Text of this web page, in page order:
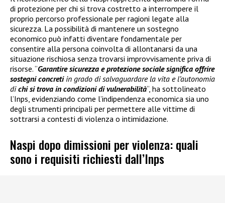
di protezione per chi si trova costretto a interrompere il
proprio percorso professionale per ragioni legate alla
sicurezza. La possibilità di mantenere un sostegno
economico può infatti diventare fondamentale per
consentire alla persona coinvolta di allontanarsi da una
situazione rischiosa senza trovarsi improvvisamente priva di
risorse. “Garantire sicurezza e protezione sociale significa offrire
sostegni concretiin grado di salvaguardare la vita e l’autonomia
dichi si trova in condizioni di vulnerabilità“, ha sottolineato
l’Inps, evidenziando come l’indipendenza economica sia uno
degli strumenti principali per permettere alle vittime di
sottrarsi a contesti di violenza o intimidazione.
Naspi dopo dimissioni per violenza: quali
sono i requisiti richiesti dall’Inps